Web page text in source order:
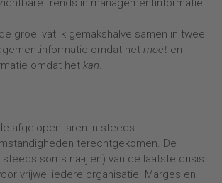
trends in managementinformatie
groei vat ik gemakshalve samen in twee
omdat het moet en
omdat het kan.
afgelopen jaren in steeds
terechtgekomen. De
soms na-ijlen) van de laatste crisis
vrijwel iedere organisatie. Marges en